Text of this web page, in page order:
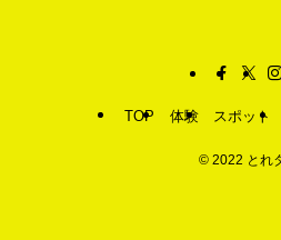
TOP 体験 スポット
©2022 とれ